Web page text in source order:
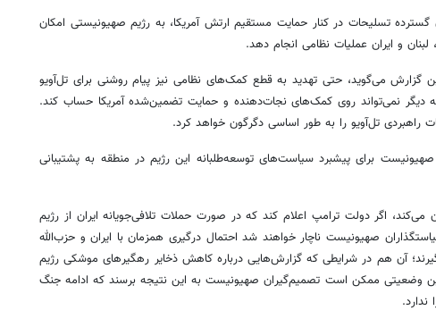
تسلیحات در کنار حمایت مستقیم ارتش آمریکا، به رژیم صهیونیستی امکان
و ایران عملیات نظامی انجام دهد.
گزارش می‌گوید، حتی تهدید به قطع کمک‌های نظامی نیز پیام روشنی برای تل‌آویو
دیگر نمی‌تواند روی کمک‌های نجات‌دهنده و حمایت تضمین‌شده آمریکا حساب کند.
راهبردی تل‌آویو را به طور اساسی دگرگون خواهد کرد.
برای پیشبرد سیاست‌های توسعه‌طلبانه این رژیم در منطقه به پشتیبانی
اگر دولت ترامپ اعلام کند که در صورت حملات تلافی‌جویانه ایران از رژیم
صهیونیست ناچار خواهند شد احتمال درگیری همزمان با ایران و حزب‌الله
آن هم در شرایطی که گزارش‌هایی درباره کاهش ذخایر رهگیرهای موشکی رژیم
وضعیتی ممکن است تصمیم‌گیران صهیونیست به این نتیجه برسند که ادامه جنگ